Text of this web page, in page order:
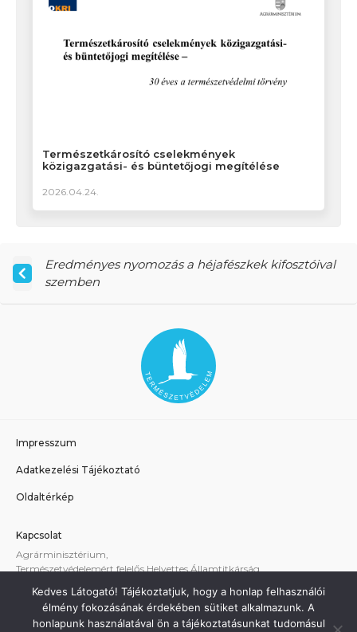
Természetkárosító cselekmények
közigazgatási- és büntetőjogi megítélése
2026.04.24.
Eredményes nyomozás a héjafészkek kifosztóival
szemben
Impresszum
Adatkezelési Tájékoztató
Oldaltérkép
Kapcsolat
Agrárminisztérium,
Természetvédelemért felelős Helyettes Államtitkárság
A weboldallal kapcsolatos technikai támogatás:
termeszetvedelem@am.gov.hu
Kedves Látogató! Tájékoztatjuk, hogy a honlap felhasználói
élmény fokozásának érdekében sütiket alkalmazunk. A
honlapunk használatával ön a tájékoztatásunkat tudomásul